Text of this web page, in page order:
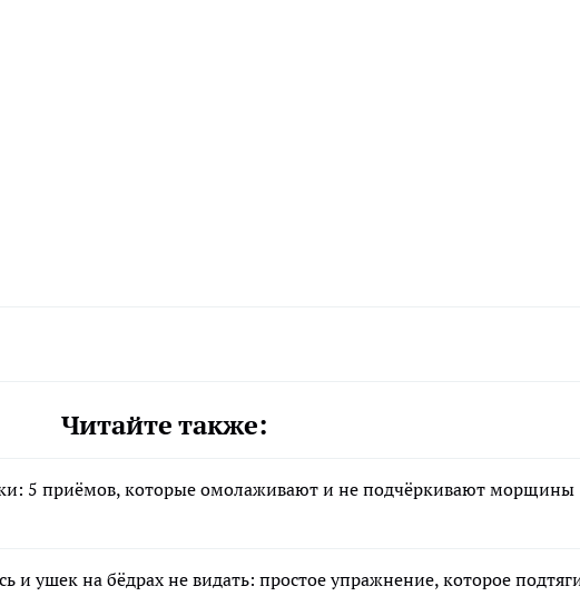
Читайте также:
5 приёмов, которые омолаживают и не подчёркивают морщины
и ушек на бёдрах не видать: простое упражнение, которое